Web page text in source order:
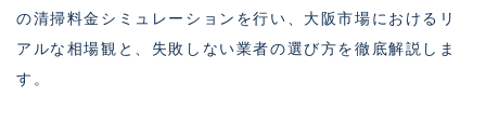
の清掃料金シミュレーションを行い、大阪市場におけるリ
アルな相場観と、失敗しない業者の選び方を徹底解説しま
す。